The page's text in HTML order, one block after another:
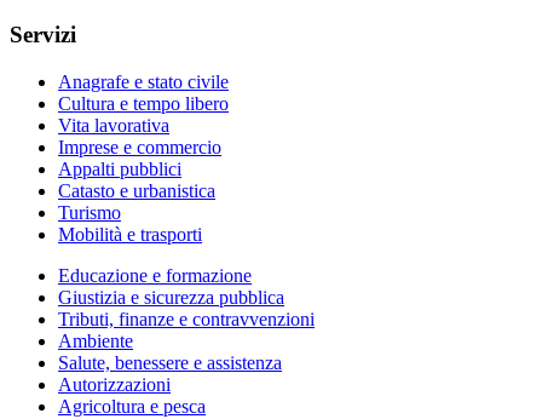
Servizi
Anagrafe e stato civile
Cultura e tempo libero
Vita lavorativa
Imprese e commercio
Appalti pubblici
Catasto e urbanistica
Turismo
Mobilità e trasporti
Educazione e formazione
Giustizia e sicurezza pubblica
Tributi, finanze e contravvenzioni
Ambiente
Salute, benessere e assistenza
Autorizzazioni
Agricoltura e pesca